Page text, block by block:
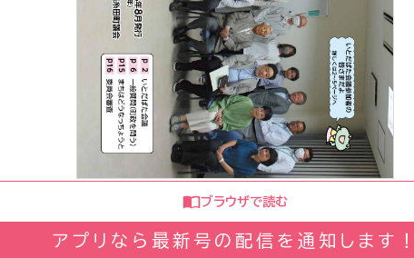
ブラウザで読む
アプリなら最新号の配信を通知します！